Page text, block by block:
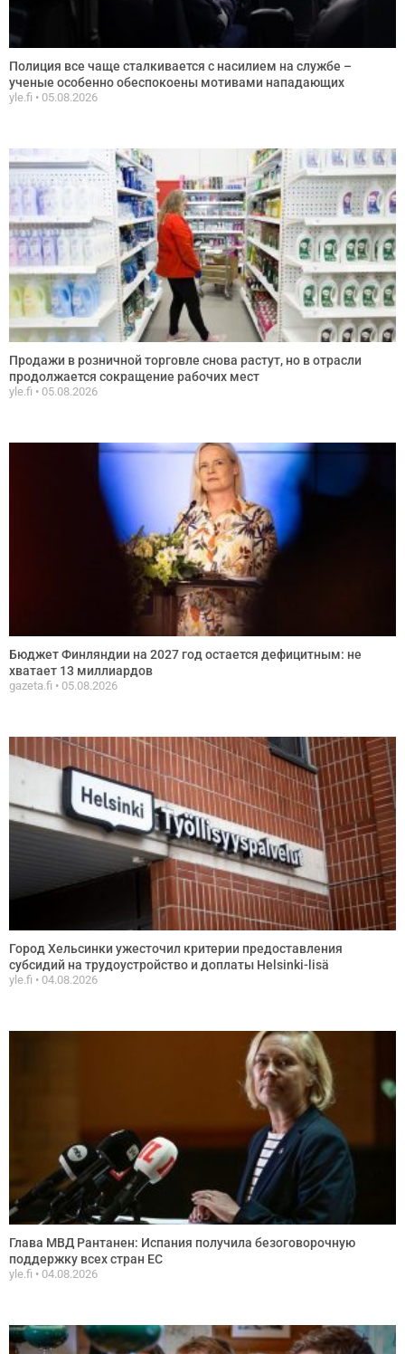
Полиция все чаще сталкивается с насилием на службе –
ученые особенно обеспокоены мотивами нападающих
yle.fi 05.08.2026
Продажи в розничной торговле снова растут, но в отрасли
продолжается сокращение рабочих мест
yle.fi 05.08.2026
Бюджет Финляндии на 2027 год остается дефицитным: не
хватает 13 миллиардов
gazeta.fi 05.08.2026
Город Хельсинки ужесточил критерии предоставления
субсидий на трудоустройство и доплаты Helsinki-lisä
yle.fi 04.08.2026
Глава МВД Рантанен: Испания получила безоговорочную
поддержку всех стран ЕС
yle.fi 04.08.2026